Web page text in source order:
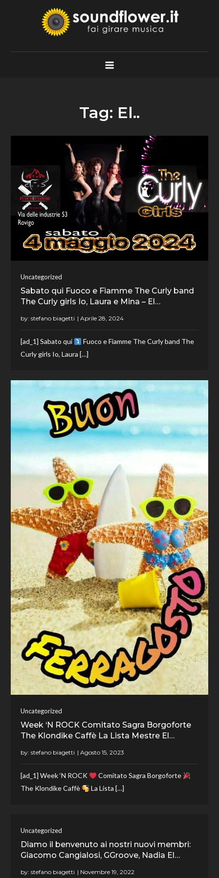
Soundflower.it
Fai Girare Musica
Tag: El..
Uncategorized
Sabato qui Fuoco e Fiamme The Curly band
The Curly girls Io, Laura e Mina – El…
by:stefano biagetti
[ad_1] Sabato qui
Fuoco e Fiamme The Curly band The
Curly girls Io, Laura […]
Uncategorized
Week ‘N ROCK Comitato Sagra Borgoforte
The Klondike Caffè La Lista Mestre El…
by:stefano biagetti
[ad_1] Week ‘N ROCK
Comitato Sagra Borgoforte
The Klondike Caffè
La Lista […]
Uncategorized
Diamo il benvenuto ai nostri nuovi membri:
Giacomo Cangialosi, GGroove, Nadia El…
by:stefano biagetti